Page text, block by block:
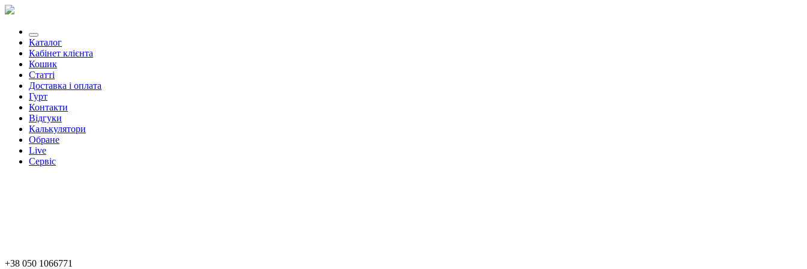
Каталог
Кабінет клієнта
Кошик
Статті
Доставка і оплата
Гурт
Контакти
Відгуки
Калькулятори
Обране
Live
Сервіс
+38 050 1066771